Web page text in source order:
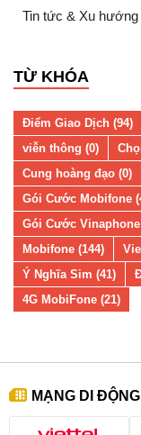
Tin tức & Xu
TỪ KHÓA
Điểm Giao Dịch (94)
viễn thông (0)
Cung hoàng đạo (0)
Gói Cước Mobifone
Gói Cước Vinaphone
Mobifone (144)
Ý Nghĩa Sim (41)
4G MobiFone (21)
MẠNG DI ĐỘNG